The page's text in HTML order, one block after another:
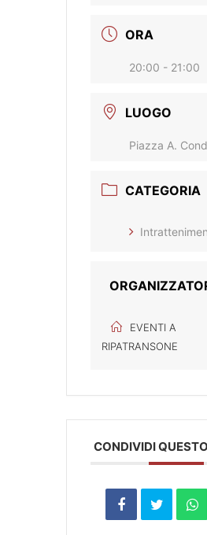
ORA
20:00 - 21:00
LUOGO
Piazza A.
CATEGORIA
EVENTI A
RIPATRANSONE
CONDIVIDI